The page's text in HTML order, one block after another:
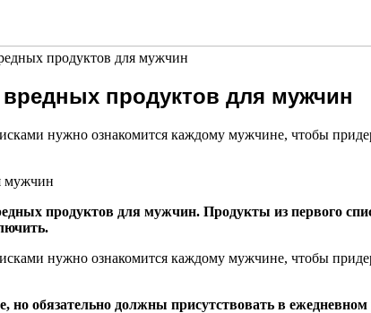
продуктов для мужчин
продуктов для мужчин
нужно ознакомится каждому мужчине, чтобы
продуктов для мужчин. Продукты из первого
нужно ознакомится каждому мужчине, чтобы
но обязательно должны присутствовать в